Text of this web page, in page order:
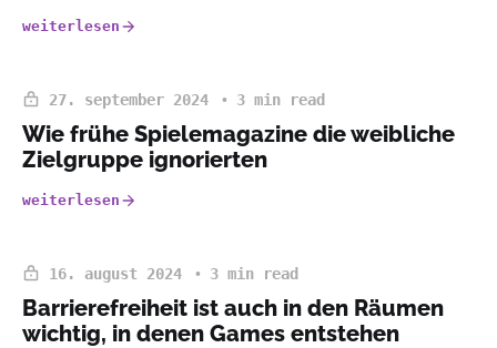
weiterlesen
27. september 2024 3 min read
Wie frühe Spielemagazine die weibliche
Zielgruppe ignorierten
weiterlesen
16. august 2024 3 min read
Barrierefreiheit ist auch in den Räumen
wichtig, in denen Games entstehen